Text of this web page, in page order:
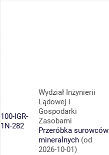
100-IGR-
1N-282
Wydział Inżynierii
Lądowej i
Gospodarki
Zasobami
Przeróbka surowców
mineralnych (od
2026-10-01)